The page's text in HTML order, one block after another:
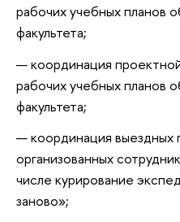
рабочих учебных планов
факультета;
координация
рабочих учебных планов
факультета;
координация выездных
организованных
числе курирование
заново»;